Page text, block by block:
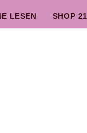
LESEN SHOP 21